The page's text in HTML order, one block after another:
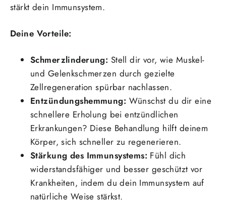
stärkt dein Immunsystem.
Deine Vorteile:
Schmerzlinderung: Stell dir vor, wie Muskel-
und Gelenkschmerzen durch gezielte
Zellregeneration spürbar nachlassen.
Entzündungshemmung: Wünschst du dir eine
schnellere Erholung bei entzündlichen
Erkrankungen? Diese Behandlung hilft deinem
Körper, sich schneller zu regenerieren.
Stärkung des Immunsystems: Fühl dich
widerstandsfähiger und besser geschützt vor
Krankheiten, indem du dein Immunsystem auf
natürliche Weise stärkst.